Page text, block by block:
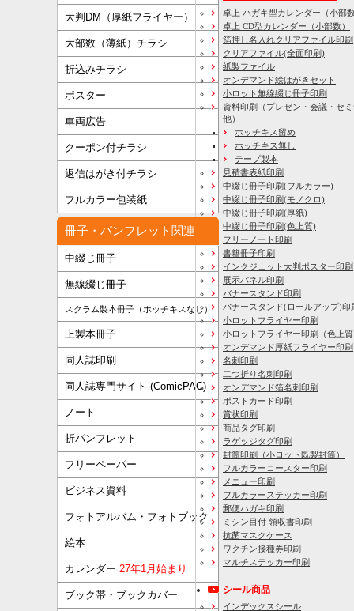
大判DM（厚紙フライヤー）
大部数（薄紙）チラシ
折込みチラシ
ポスター
車両広告
クーポン付チラシ
返信はがき付チラシ
フルカラー包装紙
冊子・パンフレット関連
中綴じ冊子
無線綴じ冊子
スクラム製本冊子（ホッチキスなし）
上製本冊子
同人誌印刷
同人誌専門サイト (ComicPAC)
ノート
折パンフレット
フリーペーパー
ビジネス資料
フォトアルバム・フォトブック
絵本
カレンダー 27年1月始まり
ブック帯・ブックカバー
卓上 ハガキ型カレンダー（小部
卓上 CD型カレンダー（小部数）
箔押し名入れクリアファイル印刷
クリアファイル(全面印刷)
紙製ファイル
オンデマンド絵はがきセット
小ロット無線綴じ冊子印刷
資料印刷
（プレゼン・会議・セ
他）
ホッチキス留め
ホッチキス無し
テープ製本
見積書表紙印刷
中綴じ冊子印刷(フルカラー)
中綴じ冊子印刷(モノクロ)
中綴じ冊子印刷(厚紙)
中綴じ冊子印刷(色上質)
フリーノート印刷
書籍冊子印刷
インクジェット大判ポスター印刷
展示パネル印刷
バナースタンド印刷
バナースタンド(ロールアップ)印
小ロットフライヤー印刷
小ロットフライヤー印刷（色上
オンデマンド厚紙フライヤー印刷
名刺印刷
二つ折り名刺印刷
オンデマンド箔名刺印刷
ポストカード印刷
賞状印刷
商品タグ印刷
ラゲッジタグ印刷
封筒印刷
（小ロット既製封筒）
フルカラーコースター印刷
メニュー印刷
フルカラーステッカー印刷
郵便ハガキ印刷
ミシン目付 領収書印刷
抗菌マスクケース
ワクチン接種券印刷
マルチステッカー印刷
シール商品
インデックスシール